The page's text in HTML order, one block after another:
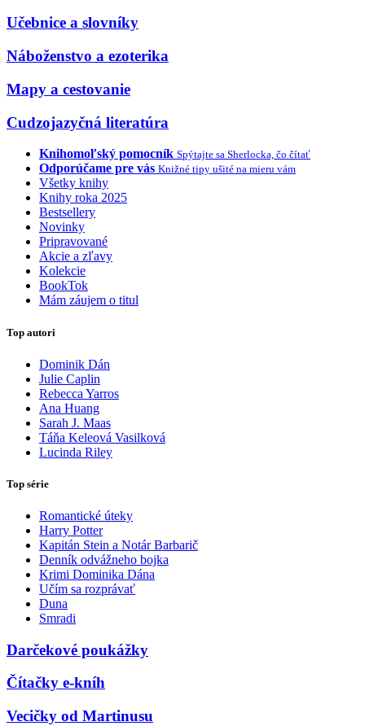
Učebnice a slovníky
Náboženstvo a ezoterika
Mapy a cestovanie
Cudzojazyčná literatúra
Knihomoľský pomocník Spýtajte sa Sherlocka, čo čítať
Odporúčame pre vás Knižné tipy ušité na mieru vám
Všetky knihy
Knihy roka 2025
Bestsellery
Novinky
Pripravované
Akcie a zľavy
Kolekcie
BookTok
Mám záujem o titul
Top autori
Dominik Dán
Julie Caplin
Rebecca Yarros
Ana Huang
Sarah J. Maas
Táňa Keleová Vasilková
Lucinda Riley
Top série
Romantické úteky
Harry Potter
Kapitán Stein a Notár Barbarič
Denník odvážneho bojka
Krimi Dominika Dána
Učím sa rozprávať
Duna
Smradi
Darčekové poukážky
Čítačky e-kníh
Vecičky od Martinusu